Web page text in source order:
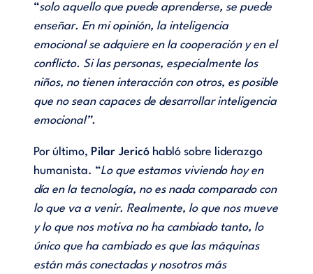
“solo aquello que puede aprenderse, se puede
enseñar. En mi opinión, la inteligencia
emocional se adquiere en la cooperación y en el
conflicto. Si las personas, especialmente los
niños, no tienen interacción con otros, es posible
que no sean capaces de desarrollar inteligencia
emocional”.
Por último, Pilar Jericóhabló sobre liderazgo
humanista. “Lo que estamos viviendo hoy en
día en la tecnología, no es nada comparado con
lo que va a venir. Realmente, lo que nos mueve
y lo que nos motiva no ha cambiado tanto, lo
único que ha cambiado es que las máquinas
están más conectadas y nosotros más